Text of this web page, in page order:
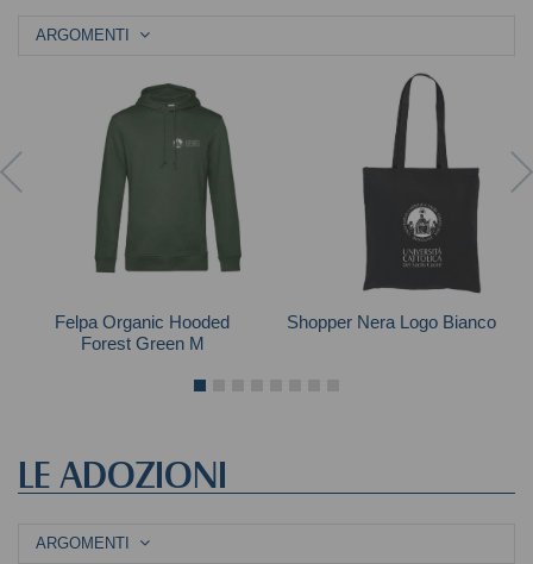
ARGOMENTI
Felpa Organic Hooded
Forest Green M
Shopper Nera Logo Bianco
LE ADOZIONI
ARGOMENTI